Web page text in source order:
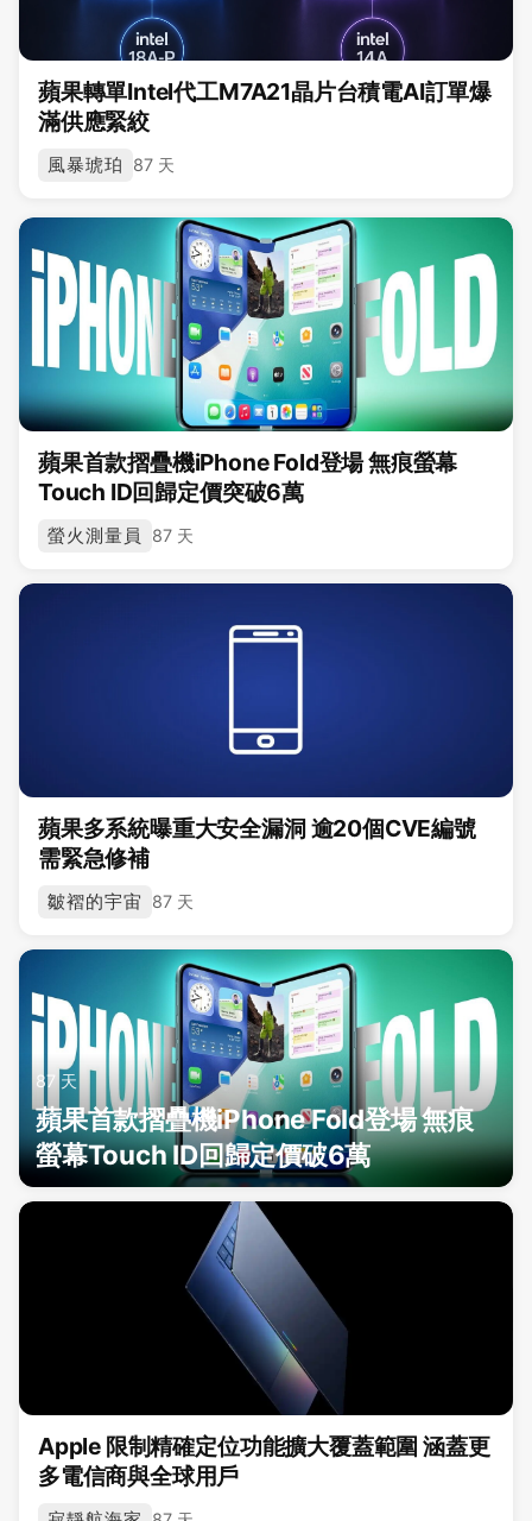
蘋果轉單Intel代工M7A21晶片台積電AI訂單爆
滿供應緊絞
風暴琥珀 87 天
蘋果首款摺疊機iPhone Fold登場 無痕螢幕
Touch ID回歸定價突破6萬
螢火測量員 87 天
蘋果多系統曝重大安全漏洞 逾20個CVE編號
需緊急修補
皺褶的宇宙 87 天
87 天
蘋果首款摺疊機iPhone Fold登場 無痕
螢幕Touch ID回歸定價破6萬
Apple 限制精確定位功能擴大覆蓋範圍 涵蓋更
多電信商與全球用戶